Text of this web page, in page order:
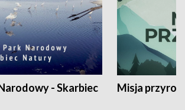
- Skarbiec
Misja